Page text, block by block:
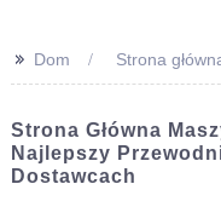
>> Dom Strona
Strona Główna
Najlepszy
Dostawcach